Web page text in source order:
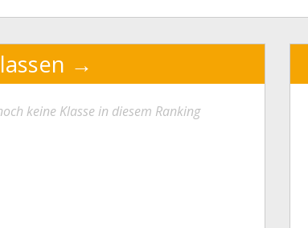
keine Klasse in diesem Ranking